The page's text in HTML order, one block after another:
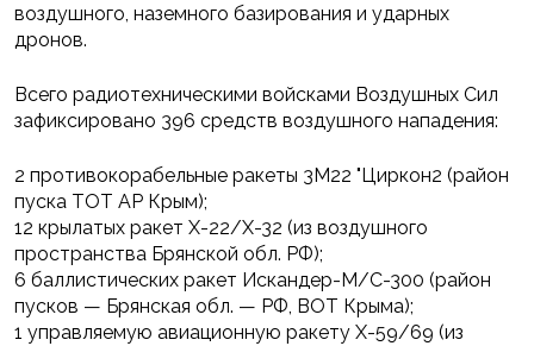
воздушного, наземного базирования и ударных
дронов.
Всего радиотехническими войсками Воздушных Сил
зафиксировано 396 средств воздушного нападения:
2 противокорабельные ракеты 3М22 "Циркон2 (район
пуска ТОТ АР Крым);
12 крылатых ракет Х-22/Х-32 (из воздушного
пространства Брянской обл. РФ);
6 баллистических ракет Искандер-М/С-300 (район
пусков — Брянская обл. — РФ, ВОТ Крыма);
1 управляемую авиационную ракету Х-59/69 (из